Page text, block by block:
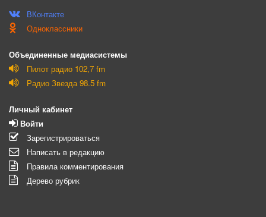
ВКонтакте
Одноклассники
Объединенные медиасистемы
Пилот радио 102,7 fm
Радио Звезда 98.5 fm
Личный кабинет
Войти
Зарегистрироваться
Написать в редакцию
Правила комментирования
Дерево рубрик